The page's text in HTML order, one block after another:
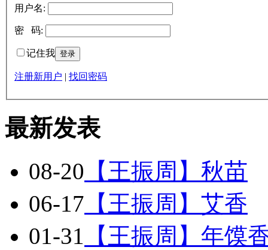
用户名:
密 码:
记住我
注册新用户 | 找回密码
最新发表
08-20 【王振周】秋苗
06-17 【王振周】艾香
01-31 【王振周】年馍